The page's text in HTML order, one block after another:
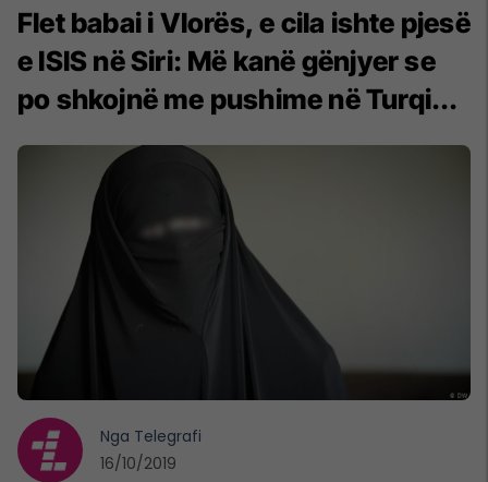
Flet babai i Vlorës, e cila ishte pjesë
e ISIS në Siri: Më kanë gënjyer se
po shkojnë me pushime në Turqi...
Nga Telegrafi
16/10/2019